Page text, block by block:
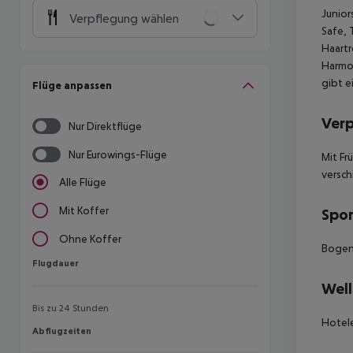
Verpflegung wählen
Flüge anpassen
Nur Direktflüge
Nur Eurowings-Flüge
Alle Flüge
Mit Koffer
Ohne Koffer
Flugdauer
Flugdauer
Bis zu 24 Stunden
Abflugzeiten
Abflugzeiten
Safe,
gibt
Mit